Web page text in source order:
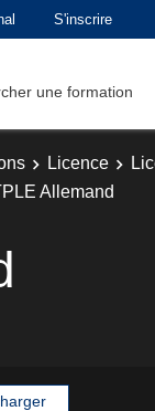
S'inscrire
une formation
Licence
Allemand